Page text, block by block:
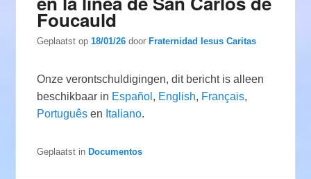
Foucauld
Geplaatst op18/01/26 door Fraternidad Iesus Caritas
Onze verontschuldigingen, dit bericht is alleen
beschikbaar in Español , English, Français,
Português en Italiano.
Geplaatst in Documentos